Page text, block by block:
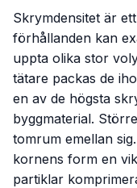
Skrymdensitet är
förhållanden kan
uppta olika stor
tätare packas de
en av de högsta
byggmaterial.
tomrum emellan
kornens form en
partiklar